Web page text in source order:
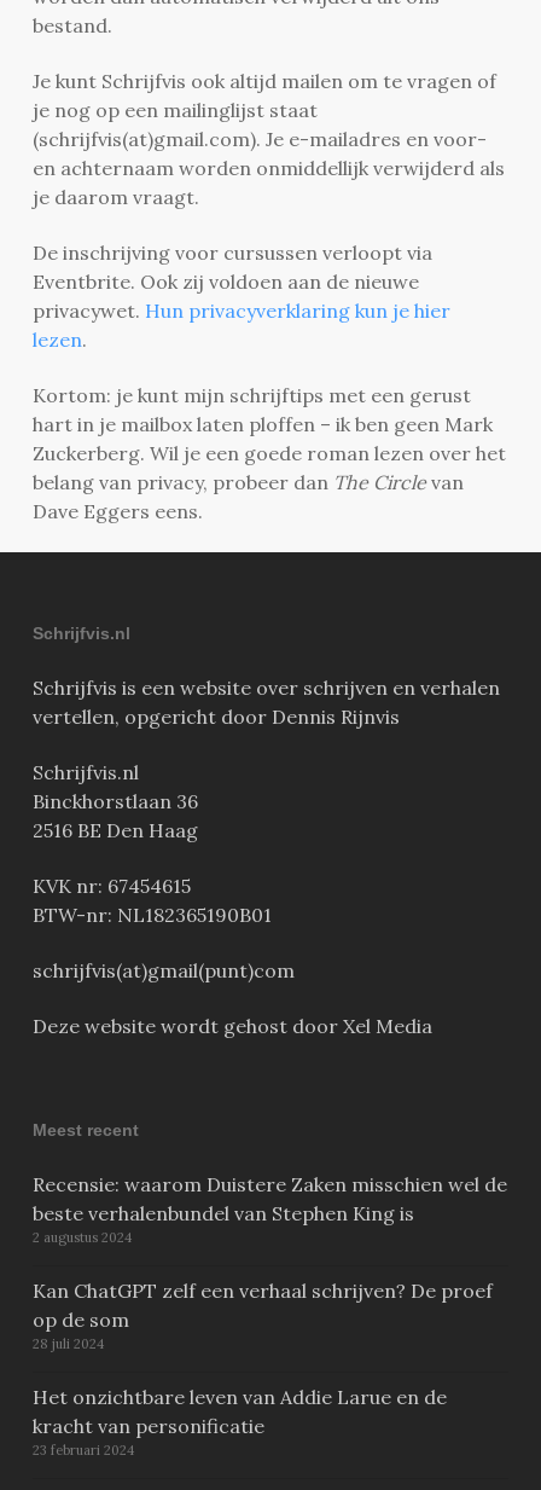
bestand.
Je kunt Schrijfvis ook altijd mailen om te vragen of
je nog op een mailinglijst staat
(schrijfvis(at)gmail.com). Je e-mailadres en voor-
en achternaam worden onmiddellijk verwijderd als
je daarom vraagt.
De inschrijving voor cursussen verloopt via
Eventbrite. Ook zij voldoen aan de nieuwe
privacywet. Hun privacyverklaring kun je hier
lezen.
Kortom: je kunt mijn schrijftips met een gerust
hart in je mailbox laten ploffen – ik ben geen Mark
Zuckerberg. Wil je een goede roman lezen over het
belang van privacy, probeer dan The Circlevan
Dave Eggers eens.
Schrijfvis.nl
Schrijfvis is een website over schrijven en verhalen
vertellen, opgericht door Dennis Rijnvis
Schrijfvis.nl
Binckhorstlaan 36
2516 BE Den Haag
KVK nr: 67454615
BTW-nr: NL182365190B01
schrijfvis(at)gmail(punt)com
Deze website wordt gehost door Xel Media
Meest recent
Recensie: waarom Duistere Zaken misschien wel de
beste verhalenbundel van Stephen King is
2 augustus 2024
Kan ChatGPT zelf een verhaal schrijven? De proef
op de som
28 juli 2024
Het onzichtbare leven van Addie Larue en de
kracht van personificatie
23 februari 2024